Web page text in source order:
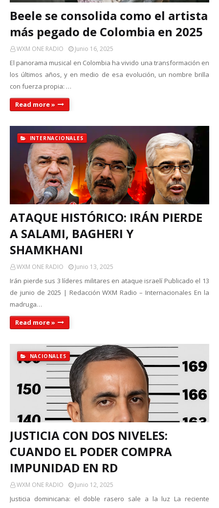
Beele se consolida como el artista
más pegado de Colombia en 2025
WXM ONE RADIO Junio 16, 2025
El panorama musical en Colombia ha vivido una transformación en
los últimos años, y en medio de esa evolución, un nombre brilla
con fuerza propia: …
Read more »
INTERNACIONALES
ATAQUE HISTÓRICO: IRÁN PIERDE
A SALAMI, BAGHERI Y
SHAMKHANI
WXM ONE RADIO Junio 13, 2025
Irán pierde sus 3 líderes militares en ataque israelí Publicado el 13
de junio de 2025 | Redacción WXM Radio – Internacionales En la
madruga…
Read more »
NACIONALES
JUSTICIA CON DOS NIVELES:
CUANDO EL PODER COMPRA
IMPUNIDAD EN RD
WXM ONE RADIO Junio 12, 2025
Justicia dominicana: el doble rasero sale a la luz La reciente